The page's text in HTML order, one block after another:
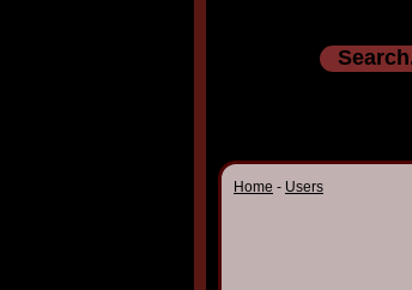
Home - Users